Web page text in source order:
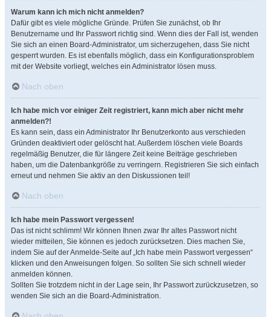
Warum kann ich mich nicht anmelden?
Dafür gibt es viele mögliche Gründe. Prüfen Sie zunächst, ob Ihr
Benutzername und Ihr Passwort richtig sind. Wenn dies der Fall ist, wenden
Sie sich an einen Board-Administrator, um sicherzugehen, dass Sie nicht
gesperrt wurden. Es ist ebenfalls möglich, dass ein Konfigurationsproblem
mit der Website vorliegt, welches ein Administrator lösen muss.
Nach oben
Ich habe mich vor einiger Zeit registriert, kann mich aber nicht mehr
anmelden?!
Es kann sein, dass ein Administrator Ihr Benutzerkonto aus verschieden
Gründen deaktiviert oder gelöscht hat. Außerdem löschen viele Boards
regelmäßig Benutzer, die für längere Zeit keine Beiträge geschrieben
haben, um die Datenbankgröße zu verringern. Registrieren Sie sich einfach
erneut und nehmen Sie aktiv an den Diskussionen teil!
Nach oben
Ich habe mein Passwort vergessen!
Das ist nicht schlimm! Wir können Ihnen zwar Ihr altes Passwort nicht
wieder mitteilen, Sie können es jedoch zurücksetzen. Dies machen Sie,
indem Sie auf der Anmelde-Seite auf „Ich habe mein Passwort vergessen“
klicken und den Anweisungen folgen. So sollten Sie sich schnell wieder
anmelden können.
Sollten Sie trotzdem nicht in der Lage sein, Ihr Passwort zurückzusetzen, so
wenden Sie sich an die Board-Administration.